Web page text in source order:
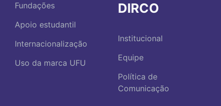
Fundações
Apoio estudantil
Internacionalização
Uso da marca UFU
DIRCO
Institucional
Equipe
Política de
Comunicação